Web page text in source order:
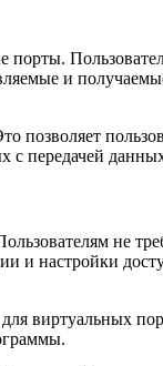
и
с передачей
не
и настройки
виртуальных